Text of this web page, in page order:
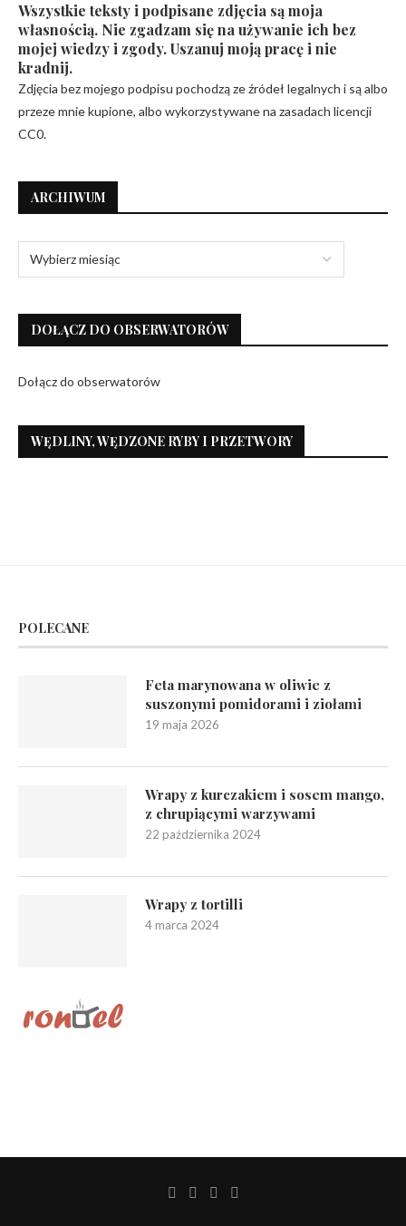
Wszystkie teksty i podpisane zdjęcia są moja
własnością. Nie zgadzam się na używanie ich bez
mojej wiedzy i zgody. Uszanuj moją pracę i nie
kradnij.
Zdjęcia bez mojego podpisu pochodzą ze źródeł legalnych i są albo
przeze mnie kupione, albo wykorzystywane na zasadach licencji
CC0.
ARCHIWUM
DOŁĄCZ DO OBSERWATORÓW
Dołącz do obserwatorów
WĘDLINY, WĘDZONE RYBY I PRZETWORY
POLECANE
Feta marynowana w oliwie z
suszonymi pomidorami i ziołami
19 maja 2026
Wrapy z kurczakiem i sosem mango,
z chrupiącymi warzywami
22 października 2024
Wrapy z tortilli
4 marca 2024